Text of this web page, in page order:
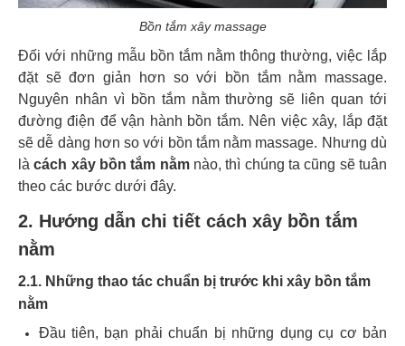
Bồn tắm xây massage
Đối với những mẫu bồn tắm nằm thông thường, việc lắp
đặt sẽ đơn giản hơn so với bồn tắm nằm massage.
Nguyên nhân vì bồn tắm nằm thường sẽ liên quan tới
đường điện để vận hành bồn tắm. Nên việc xây, lắp đặt
sẽ dễ dàng hơn so với bồn tắm nằm massage. Nhưng dù
làcách xây bồn tắm nằmnào, thì chúng ta cũng sẽ tuân
theo các bước dưới đây.
2. Hướng dẫn chi tiết cách xây bồn tắm
nằm
2.1. Những thao tác chuẩn bị trước khi xây bồn tắm
nằm
Đầu tiên, bạn phải chuẩn bị những dụng cụ cơ bản